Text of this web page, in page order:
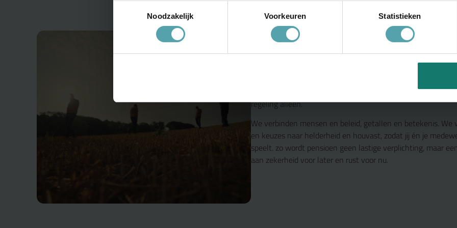
Noodzakelijk
Voorkeuren Statistieken
Geen standaard
Wel écht begrip
Pensioen gaat over meer dan cijfers en rekenmodellen. Het
medewerkers én de continuïteit van je organisatie. Daarom
regeling alleen.
We verbinden mensen en beleid, getallen en betekenis.
en keuzes naar helderheid en houvast, zodat jij én je
speelt. zo wordt pensioen geen lastige verplichting, maar
aan zekerheid voor later en rust voor nu.